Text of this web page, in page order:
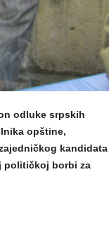
odluke srpskih
opštine,
kandidata
političkoj borbi za